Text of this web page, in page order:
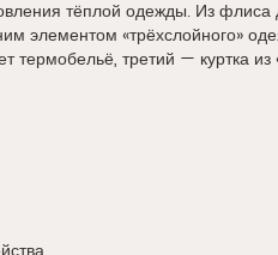
тёплой одежды. Из флиса
элементом «трёхслойного»
термобельё, третий — куртка